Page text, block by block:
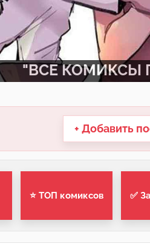
"ВСЕ КОМИКСЫ
+ Добавить
⭐ ТОП комиксов ✅